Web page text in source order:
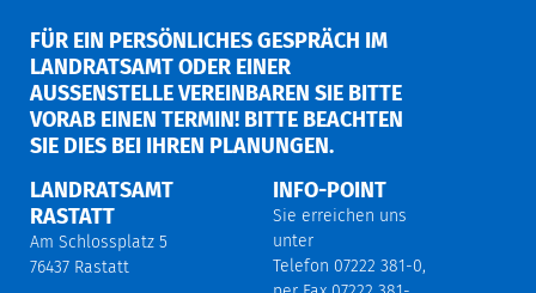
FÜR EIN PERSÖNLICHES GESPRÄCH IM
LANDRATSAMT ODER EINER
AUSSENSTELLE VEREINBAREN SIE BITTE V
ORAB EINEN TERMIN! BITTE BEACHTEN S
IE DIES BEI IHREN PLANUNGEN.
LANDRATSAMT
RASTATT
Am Schlossplatz 5
76437 Rastatt
INFO-POINT
Sie erreichen uns
unter
Telefon 07222 381-0,